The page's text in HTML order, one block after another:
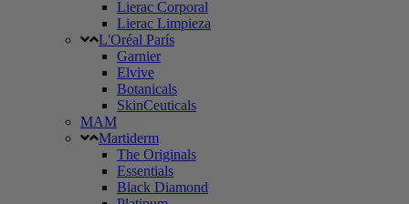
Lierac Corporal
Lierac Limpieza
L'Oréal París
Garnier
Elvive
Botanicals
SkinCeuticals
MAM
Martiderm
The Originals
Essentials
Black Diamond